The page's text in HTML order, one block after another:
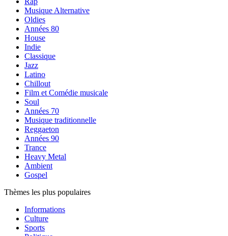
Musique Alternative
Oldies
Années 80
House
Indie
Classique
Jazz
Latino
Chillout
Film et Comédie musicale
Soul
Années 70
Musique traditionnelle
Reggaeton
Années 90
Trance
Heavy Metal
Ambient
Gospel
Thèmes les plus populaires
Informations
Culture
Sports